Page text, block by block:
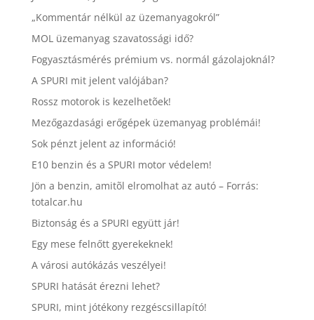
„Kommentár nélkül az üzemanyagokról”
MOL üzemanyag szavatossági idő?
Fogyasztásmérés prémium vs. normál gázolajoknál?
A SPURI mit jelent valójában?
Rossz motorok is kezelhetõek!
Mezőgazdasági erőgépek üzemanyag problémái!
Sok pénzt jelent az információ!
E10 benzin és a SPURI motor védelem!
Jön a benzin, amitõl elromolhat az autó – Forrás:
totalcar.hu
Biztonság és a SPURI együtt jár!
Egy mese felnőtt gyerekeknek!
A városi autókázás veszélyei!
SPURI hatását érezni lehet?
SPURI, mint jótékony rezgéscsillapító!